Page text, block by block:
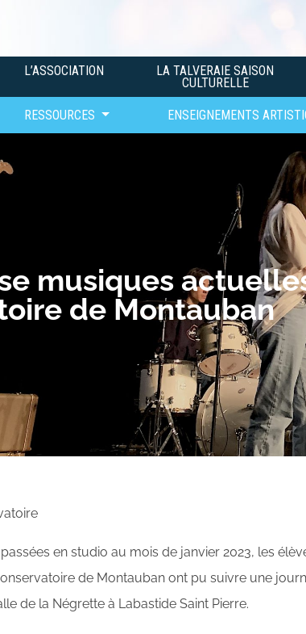
L’ASSOCIATION LA TALVERAIE SAISON
CULTURELLE
RESSOURCES ENSEIGNEMENTS
musiques
de Montauban
en studio au mois de janvier 2023, les
de Montauban ont pu suivre une
de la Négrette à Labastide Saint Pierre.